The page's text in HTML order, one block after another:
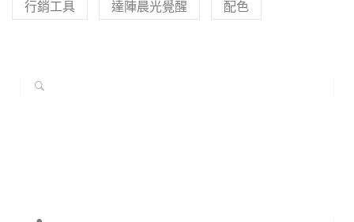
行銷工具 達陣晨光覺醒 配色